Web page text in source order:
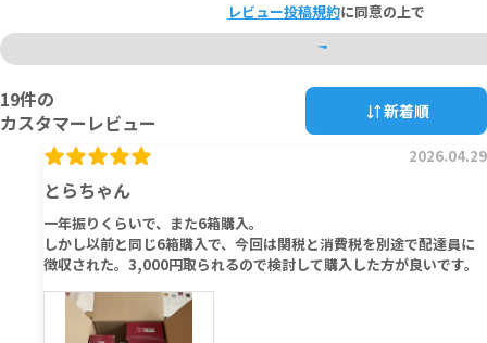
レビュー投稿規約に同意の上で
19件の
カスタマーレビュー
新着順
とらちゃん
2026.04.29
一年振りくらいで、また6箱購入。
しかし以前と同じ6箱購入で、今回は関税と消費税を別途で配達員に
徴収された。3,000円取られるので検討して購入した方が良いです。